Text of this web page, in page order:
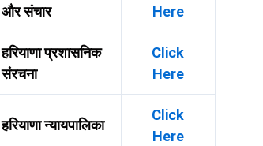
और संचार
Here
हरियाणा प्रशासनिक
संरचना
Click
Here
हरियाणा न्यायपालिका
Click
Here